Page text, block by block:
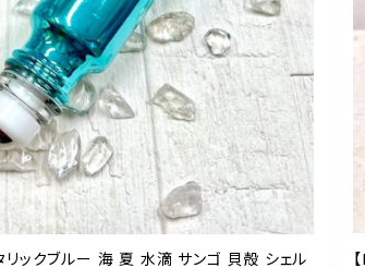
リックブルー 海 夏 水滴 サンゴ 貝殻 シェル